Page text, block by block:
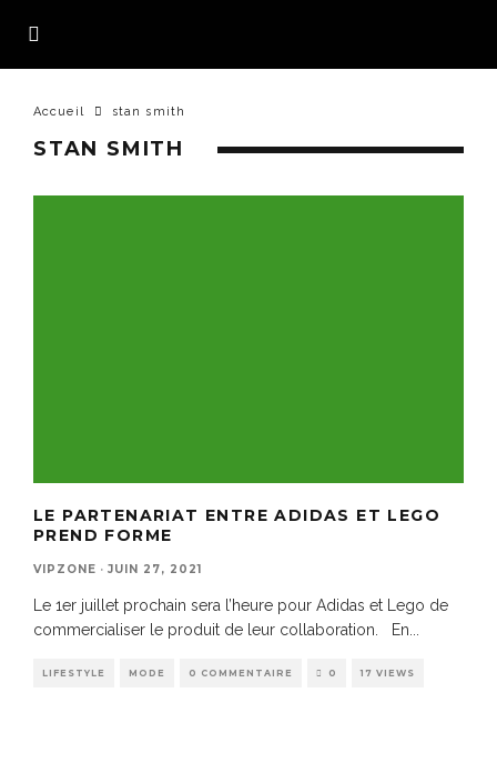
Accueil stan smith
STAN SMITH
LE PARTENARIAT ENTRE ADIDAS ET LEGO
PREND FORME
VIPZONE · JUIN 27, 2021
Le 1er juillet prochain sera l’heure pour Adidas et Lego de
commercialiser le produit de leur collaboration. En
LIFESTYLE MODE 0 COMMENTAIRE 0 17 VIEWS